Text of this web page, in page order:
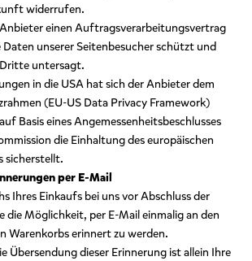
widerrufen.
einen Auftragsverarbeitungsvertrag
Daten unserer Seitenbesucher schützt und
untersagt.
in die USA hat sich der Anbieter dem
(EU-US Data Privacy Framework)
Basis eines Angemessenheitsbeschlusses
die Einhaltung des europäischen
sicherstellt.
per E-Mail
Ihres Einkaufs bei uns vor Abschluss der
die Möglichkeit, per E-Mail einmalig an den
Warenkorbs erinnert zu werden.
Übersendung dieser Erinnerung ist allein Ihre